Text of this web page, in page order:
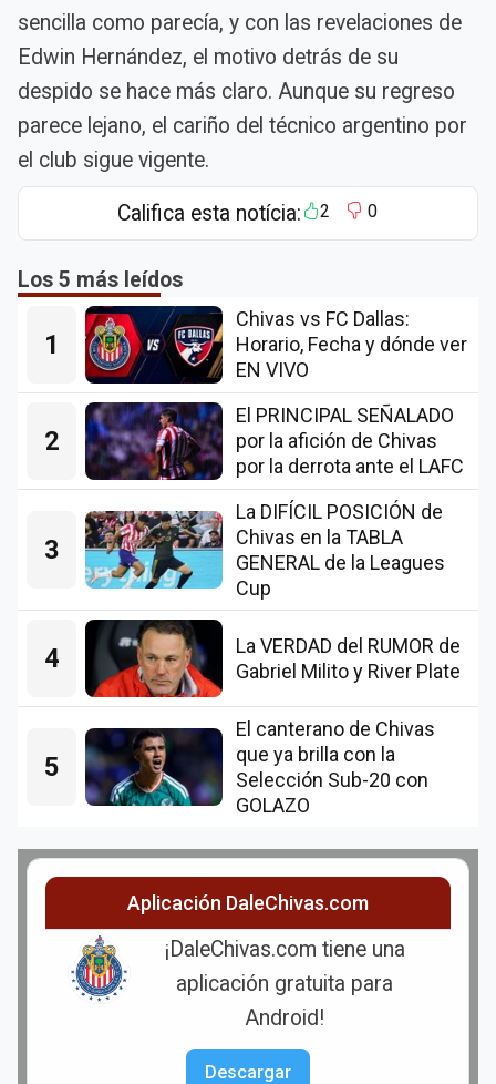
sencilla como parecía, y con las revelaciones de
Edwin Hernández, el motivo detrás de su
despido se hace más claro. Aunque su regreso
parece lejano, el cariño del técnico argentino por
el club sigue vigente.
Califica esta notícia: 2 0
Los 5 más leídos
1
Chivas vs FC Dallas:
Horario, Fecha y dónde ver
EN VIVO
2
El PRINCIPAL SEÑALADO
por la afición de Chivas
por la derrota ante el LAFC
3
La DIFÍCIL POSICIÓN de
Chivas en la TABLA
GENERAL de la Leagues
Cup
4
La VERDAD del RUMOR de
Gabriel Milito y River Plate
5
El canterano de Chivas
que ya brilla con la
Selección Sub-20 con
GOLAZO
Aplicación DaleChivas.com
¡DaleChivas.com tiene una
aplicación gratuita para
Android!
Descargar